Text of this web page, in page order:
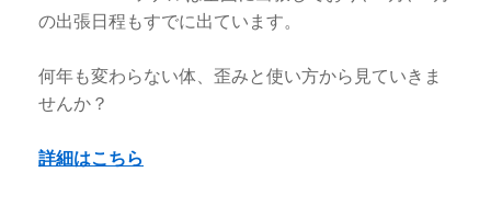
の出張日程もすでに出ています。
何年も変わらない体、歪みと使い方から見ていきま
せんか？
詳細はこちら